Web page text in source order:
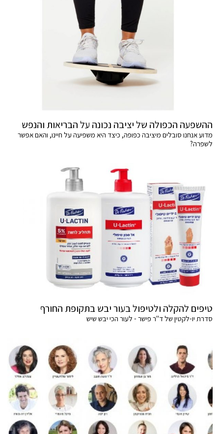
ההשפעה הכפולה של יציבה נכונה על הבריאות והנפש
מדוע אנחנו סובלים מיציבה כפופה, כיצד היא משפיעה על חיינו, והאם אפשר
לשפרה?
טיפים להקלה ולטיפול בעור יבש בתקופת החורף
סדרת יו-לקטין של ד"ר פישר - לעור הכי יבש שיש